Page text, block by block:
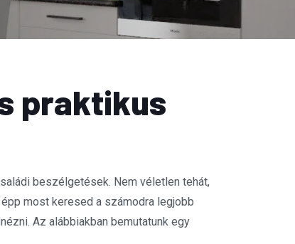
praktikus
beszélgetések. Nem véletlen tehát,
most keresed a számodra legjobb
Az alábbiakban bemutatunk egy